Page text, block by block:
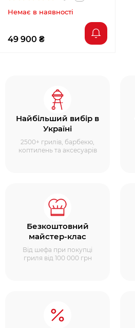
Немає в наявності
49 900 ₴
Найбільший вибір в
Україні
2500+ грилів, барбекю,
коптилень та аксесуарів
Безкоштовний
майстер-клас
Від шефа при покупці
гриля від 100 000 грн